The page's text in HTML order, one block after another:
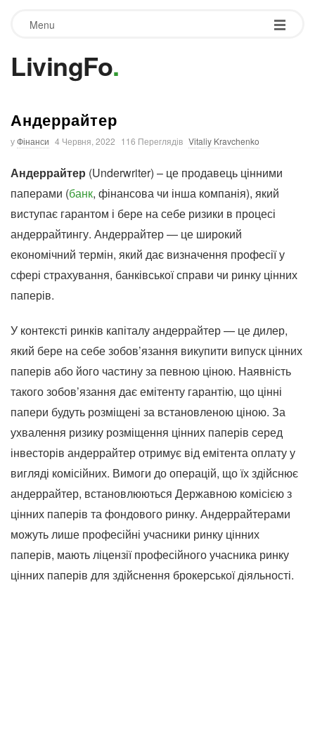
Menu
LivingFo.
Андеррайтер
уФінанси 4 Червня, 2022 116 Переглядів Vitaliy Kravchenko
Андеррайтер (Underwriter) – це продавець цінними
паперами (банк, фінансова чи інша компанія), який
виступає гарантом і бере на себе ризики в процесі
андеррайтингу. Андеррайтер — це широкий
економічний термін, який дає визначення професії у
сфері страхування, банківської справи чи ринку цінних
паперів.
У контексті ринків капіталу андеррайтер — це дилер,
який бере на себе зобов’язання викупити випуск цінних
паперів або його частину за певною ціною. Наявність
такого зобов’язання дає емітенту гарантію, що цінні
папери будуть розміщені за встановленою ціною. За
ухвалення ризику розміщення цінних паперів серед
інвесторів андеррайтер отримує від емітента оплату у
вигляді комісійних. Вимоги до операцій, що їх здійснює
андеррайтер, встановлюються Державною комісією з
цінних паперів та фондового ринку. Андеррайтерами
можуть лише професійні учасники ринку цінних
паперів, мають ліцензії професійного учасника ринку
цінних паперів для здійснення брокерської діяльності.